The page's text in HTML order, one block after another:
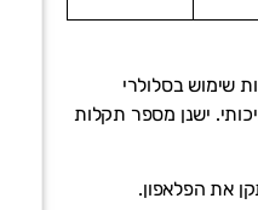
שימוש בסלולרי
ישנן מספר תקלות
את הפלאפון.